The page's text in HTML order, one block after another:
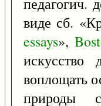
виде сб.
essays»,
воплощать
природы